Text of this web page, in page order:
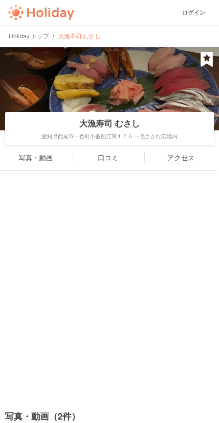
ログイン
Holiday トップ 大漁寿司 むさし
大漁寿司 むさし
愛知県西尾市一色町小薮船江東１７６ 一色さかな広場内
写真・動画 口コミ アクセス
写真・動画（2件）